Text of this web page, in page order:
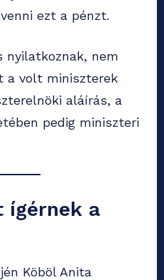
ezt a pénzt.
nyilatkoznak, nem
a volt miniszterek
aláírás, a
pedig miniszteri
ígérnek a
Köböl Anita